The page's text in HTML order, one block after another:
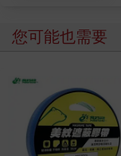
您可能也需要